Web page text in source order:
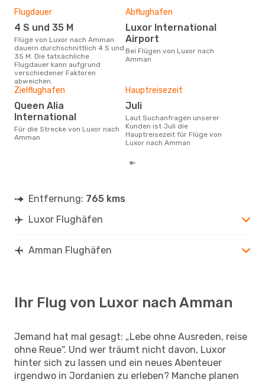
Flugdauer
4 S und 35 M
Flüge von Luxor nach Amman
dauern durchschnittlich 4 S und
35 M. Die tatsächliche
Flugdauer kann aufgrund
verschiedener Faktoren
abweichen.
Abflughafen
Luxor International
Airport
Bei Flügen von Luxor nach
Amman
Zielflughafen
Queen Alia
International
Für die Strecke von Luxor nach
Amman
Hauptreisezeit
Juli
Laut Suchanfragen unserer
Kunden ist Juli die
Hauptreisezeit für Flüge von
Luxor nach Amman
Entfernung: 765 kms
Luxor Flughäfen
Amman Flughäfen
Ihr Flug von Luxor nach Amman
Jemand hat mal gesagt: „Lebe ohne Ausreden, reise
ohne Reue“. Und wer träumt nicht davon, Luxor
hinter sich zu lassen und ein neues Abenteuer
irgendwo in Jordanien zu erleben? Manche planen